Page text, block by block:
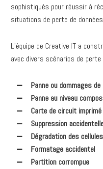
sophistiqués pour réussir à
situations de perte de
L’équipe de Creative IT a
avec divers scénarios de
Panne ou dommages
Panne au niveau
Carte de circuit
Suppression
Dégradation des
Formatage accidentel
Partition corrompue